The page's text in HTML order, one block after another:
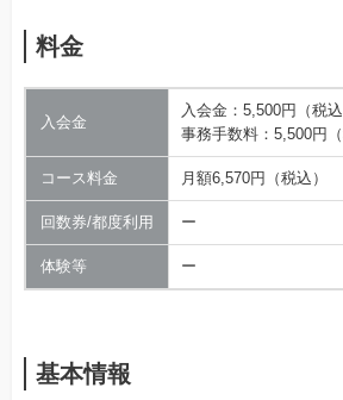
料金
入会金
入会金：5,500円（税込
事務手数料：5,500円（
コース料金 月額6,570円（税込）
回数券/都度利用 ー
体験等 ー
基本情報